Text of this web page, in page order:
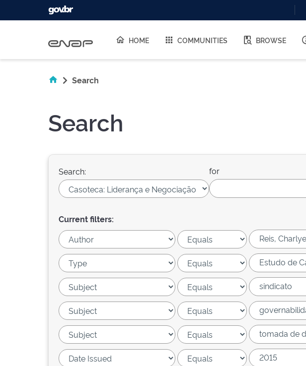
HOME COMMUNITIES BROWSE
Search
Search
Search: for
Current filters: